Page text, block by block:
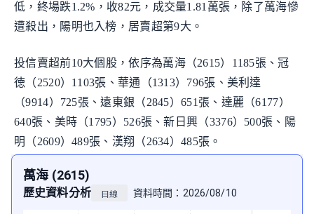
低，終場跌1.2%，收82元，成交量1.81萬張，除了萬海慘
遭殺出，陽明也入榜，居賣超第9大。
投信賣超前10大個股，依序為萬海（2615）1185張、冠
徳（2520）1103張、華通（1313）796張、美利達
（9914）725張、遠東銀（2845）651張、達麗（6177）
640張、美時（1795）526張、新日興（3376）500張、陽
明（2609）489張、漢翔（2634）485張。